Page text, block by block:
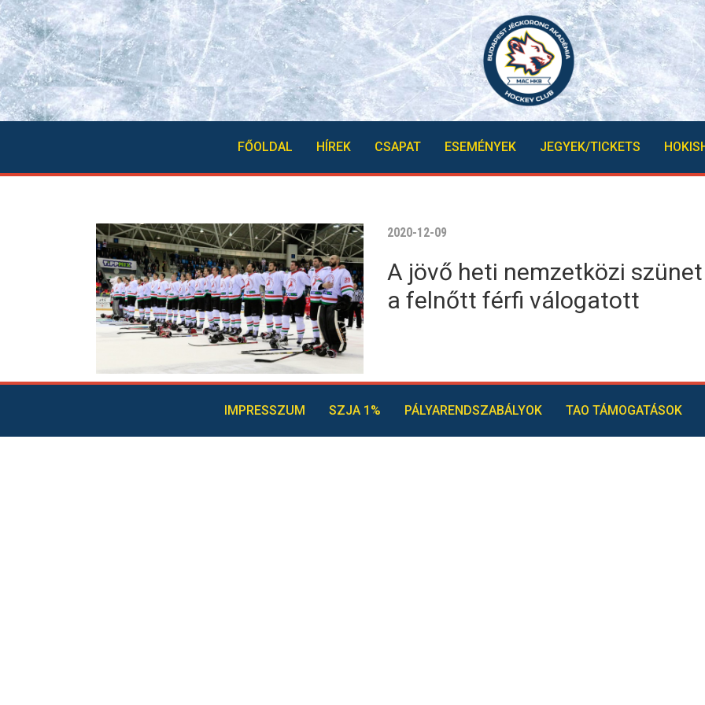
FŐOLDAL HÍREK CSAPAT ESEMÉNYEK JEGYEK/TICKETS
2020-12-09
A jövő heti nemzetközi
a felnőtt férfi válogatott
IMPRESSZUM SZJA 1% PÁLYARENDSZABÁLYOK TAO TÁMOGATÁSOK